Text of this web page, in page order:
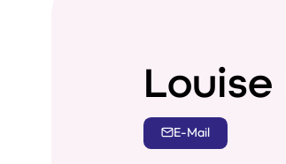
Louise
E-Mail